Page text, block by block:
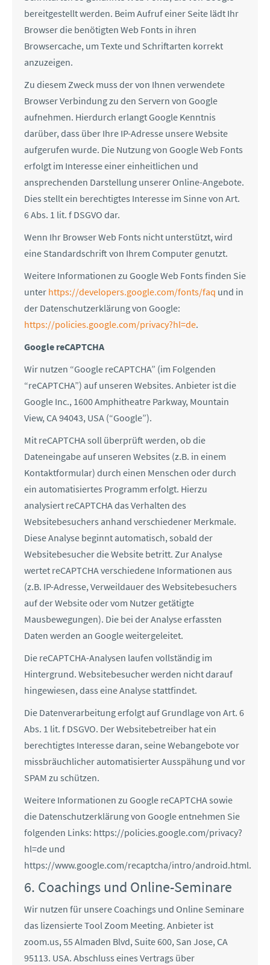
bereitgestellt werden. Beim Aufruf einer Seite lädt Ihr
Browser die benötigten Web Fonts in ihren
Browsercache, um Texte und Schriftarten korrekt
anzuzeigen.
Zu diesem Zweck muss der von Ihnen verwendete
Browser Verbindung zu den Servern von Google
aufnehmen. Hierdurch erlangt Google Kenntnis
darüber, dass über Ihre IP-Adresse unsere Website
aufgerufen wurde. Die Nutzung von Google Web Fonts
erfolgt im Interesse einer einheitlichen und
ansprechenden Darstellung unserer Online-Angebote.
Dies stellt ein berechtigtes Interesse im Sinne von Art.
6 Abs. 1 lit. f DSGVO dar.
Wenn Ihr Browser Web Fonts nicht unterstützt, wird
eine Standardschrift von Ihrem Computer genutzt.
Weitere Informationen zu Google Web Fonts finden Sie
unter https://developers.google.com/fonts/faq und in
der Datenschutzerklärung von Google:
https://policies.google.com/privacy?hl=de.
Google reCAPTCHA
Wir nutzen “Google reCAPTCHA” (im Folgenden
“reCAPTCHA”) auf unseren Websites. Anbieter ist die
Google Inc., 1600 Amphitheatre Parkway, Mountain
View, CA 94043, USA (“Google”).
Mit reCAPTCHA soll überprüft werden, ob die
Dateneingabe auf unseren Websites (z.B. in einem
Kontaktformular) durch einen Menschen oder durch
ein automatisiertes Programm erfolgt. Hierzu
analysiert reCAPTCHA das Verhalten des
Websitebesuchers anhand verschiedener Merkmale.
Diese Analyse beginnt automatisch, sobald der
Websitebesucher die Website betritt. Zur Analyse
wertet reCAPTCHA verschiedene Informationen aus
(z.B. IP-Adresse, Verweildauer des Websitebesuchers
auf der Website oder vom Nutzer getätigte
Mausbewegungen). Die bei der Analyse erfassten
Daten werden an Google weitergeleitet.
Die reCAPTCHA-Analysen laufen vollständig im
Hintergrund. Websitebesucher werden nicht darauf
hingewiesen, dass eine Analyse stattfindet.
Die Datenverarbeitung erfolgt auf Grundlage von Art. 6
Abs. 1 lit. f DSGVO. Der Websitebetreiber hat ein
berechtigtes Interesse daran, seine Webangebote vor
missbräuchlicher automatisierter Ausspähung und vor
SPAM zu schützen.
Weitere Informationen zu Google reCAPTCHA sowie
die Datenschutzerklärung von Google entnehmen Sie
folgenden Links: https://policies.google.com/privacy?
hl=de und
https://www.google.com/recaptcha/intro/android.html.
6. Coachings und Online-Seminare
Wir nutzen für unsere Coachings und Online Seminare
das lizensierte Tool Zoom Meeting. Anbieter ist
zoom.us, 55 Almaden Blvd, Suite 600, San Jose, CA
95113. USA. Abschluss eines Vertrags über